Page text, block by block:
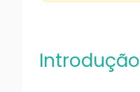
Introdução